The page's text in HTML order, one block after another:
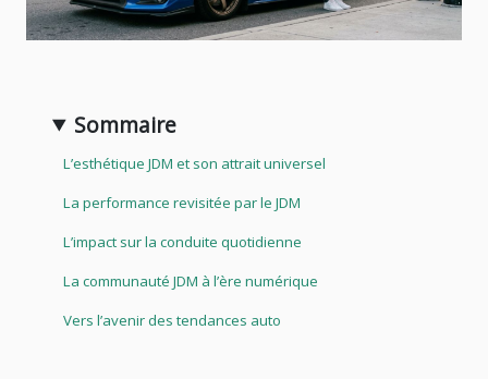
Sommaire
L’esthétique JDM et son attrait universel
La performance revisitée par le JDM
L’impact sur la conduite quotidienne
La communauté JDM à l’ère numérique
Vers l’avenir des tendances auto